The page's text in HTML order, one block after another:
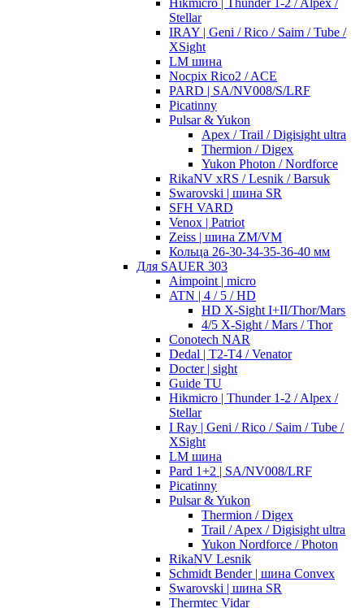
Hikmicro | Thunder 1-2 / Alpex /
Stellar
IRAY | Geni / Rico / Saim / Tube /
XSight
LM шина
Nocpix Rico2 / ACE
PARD | SA/NV008/S/LRF
Picatinny
Pulsar & Yukon
Apex / Trail / Digisight ultra
Thermion / Digex
Yukon Photon / Nordforce
RikaNV xRS / Lesnik / Barsuk
Swarovski | шина SR
SFH VARD
Venox | Patriot
Zeiss | шина ZM/VM
Кольца 26-30-34-35-36-40 мм
Для SAUER 303
Aimpoint | micro
ATN | 4 / 5 / HD
HD X-Sight I+II/Thor/Mars
4/5 X-Sight / Mars / Thor
Conotech NAR
Dedal | T2-T4 / Venator
Docter | sight
Guide TU
Hikmicro | Thunder 1-2 / Alpex /
Stellar
I Ray | Geni / Rico / Saim / Tube /
XSight
LM шина
Pard 1+2 | SA/NV008/LRF
Picatinny
Pulsar & Yukon
Thermion / Digex
Trail / Apex / Digisight ultra
Yukon Nordforce / Photon
RikaNV Lesnik
Schmidt Bender | шина Convex
Swarovski | шина SR
Thermtec Vidar